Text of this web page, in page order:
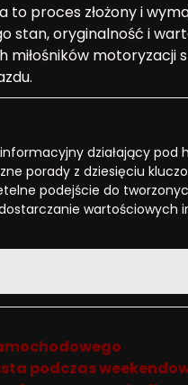
proces złożony i
stan, oryginalność i
miłośników motoryzacji
działający pod
porady z dziesięciu
podejście do
wartościowych
podczas